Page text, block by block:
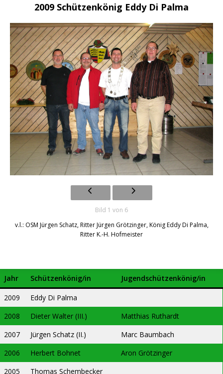
2009 Schützenkönig Eddy Di Palma
Bild 1 von 6
v.l.: OSM Jürgen Schatz, Ritter Jürgen Grötzinger, König Eddy Di Palma,
Ritter K.-H. Hofmeister
Jahr Schützenkönig/in Jugendschützenkönig/in
2009
Eddy Di Palma
2008
Dieter Walter (III.)
Matthias Ruthardt
2007
Jürgen Schatz (II.)
Marc Baumbach
2006
Herbert Bohnet
Aron Grötzinger
2005
Thomas Schembecker